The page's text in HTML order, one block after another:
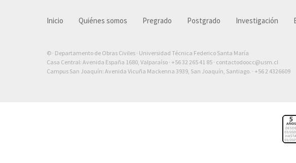
Inicio Quiénes somos Pregrado Postgrado Investigación
© · Departamento de Obras Civiles · Universidad Técnica Federico Santa María
Casa Central: Avenida España 1680, Valparaíso · +56 32 265 41 85 · contactodoocc@usm.cl
Campus San Joaquín: Avenida Vicuña Mackenna 3939, San Joaquín, Santiago. · +56 2 4326609